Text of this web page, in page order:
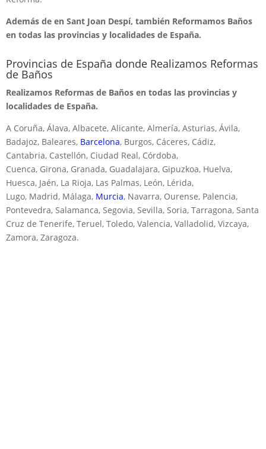
Además de en Sant Joan Despí, también Reformamos Baños
en todas las provincias y localidades de España.
Provincias de España donde Realizamos Reformas
de Baños
Realizamos Reformas de Baños en todas las provincias y
localidades de España.
A Coruña, Álava, Albacete, Alicante, Almería, Asturias, Ávila,
Badajoz, Baleares, Barcelona, Burgos, Cáceres, Cádiz,
Cantabria, Castellón, Ciudad Real, Córdoba,
Cuenca, Girona, Granada, Guadalajara, Gipuzkoa, Huelva,
Huesca, Jaén, La Rioja, Las Palmas, León, Lérida,
Lugo, Madrid, Málaga, Murcia, Navarra, Ourense, Palencia,
Pontevedra, Salamanca, Segovia, Sevilla, Soria, Tarragona, Santa
Cruz de Tenerife, Teruel, Toledo, Valencia, Valladolid, Vizcaya,
Zamora, Zaragoza.